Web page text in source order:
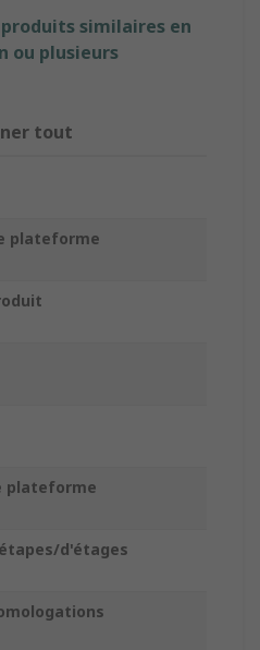
similaires en
ou plusieurs
tout
plateforme
plateforme
d'étages